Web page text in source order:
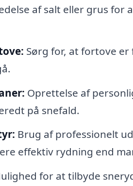
af salt eller grus
Sørg for, at fortove
Oprettelse af
på snefald.
Brug af professionelt
effektiv rydning end
for at tilbyde